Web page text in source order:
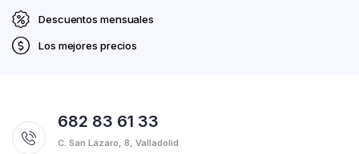
Descuentos mensuales
Los mejores precios
682 83 61 33
C. San Lázaro, 8, Valladolid